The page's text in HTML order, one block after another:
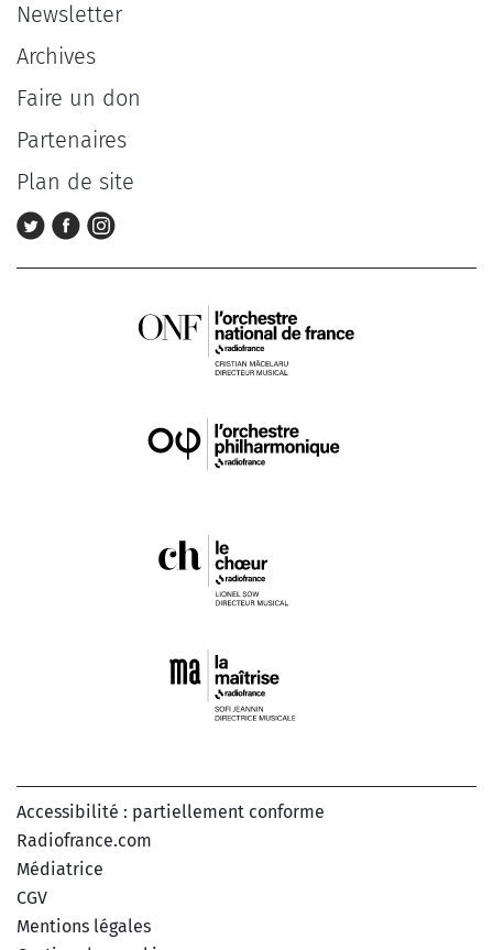
Newsletter
Archives
Faire un don
Partenaires
Plan de site
Accessibilité : partiellement conforme
Radiofrance.com
Médiatrice
CGV
Mentions légales